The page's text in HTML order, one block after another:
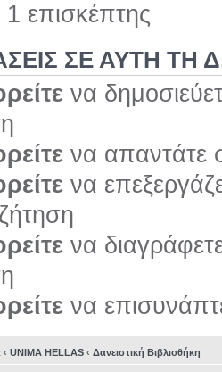
1 επισκέπτης
ΣΕ ΑΥΤΉ ΤΗ
να
να απαντάτε
να
να
να
‹ UNIMA HELLAS ‹ Δανειστική Βιβλιοθήκη